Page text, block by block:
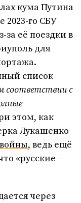
кума Путина
2023-го СБУ
за её поездки в
для
список
соответствии с
этом, как
Лукашенко
, ведь ещё
«русские –
через